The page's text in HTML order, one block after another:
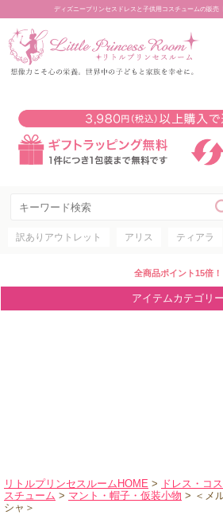
ディズニープリンセスドレスと子供用コスチュームの販売
訳ありアウトレット アリス ティアラ
全商品ポイント15倍！
アイテムカテゴリー
リトルプリンセスルームHOME > ドレス・コ
スチューム > マント・帽子・仮装小物 > ＜メ
シャ＞
新規
マイ
カート
アイテム
ディズニ
ディズニ
アウトレ